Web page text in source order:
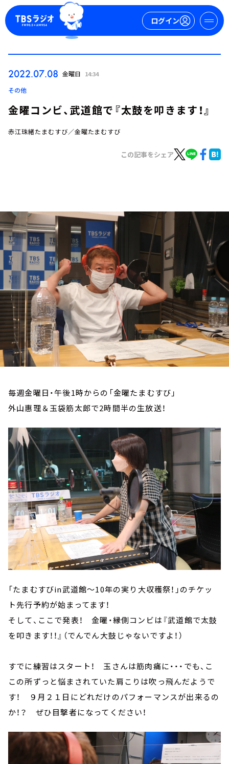
ログイン
トピックス
TBS Podcast
お知らせ
イベント・グッズ
YouTube
会社情報
2022.07.08 金曜日 14:34
その他
金曜コンビ、武道館で『太鼓を叩きます！』
赤江珠緒たまむすび／金曜たまむすび
この記事をシェア
毎週金曜日・午後1時からの「金曜たまむすび」
外山惠理＆玉袋筋太郎で2時間半の生放送！
「たまむすびin武道館～10年の実り大収穫祭！」のチケッ
ト先行予約が始まってます！
そして、ここで発表！ 金曜・縁側コンビは『武道館で太鼓
を叩きます！！』（でんでん大鼓じゃないですよ！）
すでに練習はスタート！ 玉さんは筋肉痛に・・・でも、こ
この所ずっと悩まされていた肩こりは吹っ飛んだようで
す！ ９月２１日にどれだけのパフォーマンスが出来るの
か！？ ぜひ目撃者になってください！